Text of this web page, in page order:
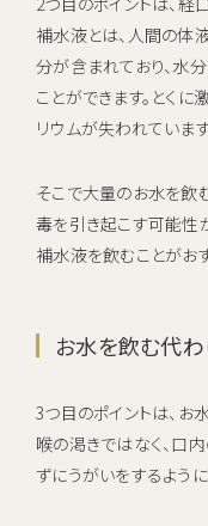
補水液とは、人間の体
分が含まれており、水
ことができます。とく
リウムが失われています
そこで大量のお水を飲
毒を引き起こす可能性
補水液を飲むことがお
お水を飲む代わ
3つ目のポイントは、お
喉の渇きではなく、口
ずにうがいをするように